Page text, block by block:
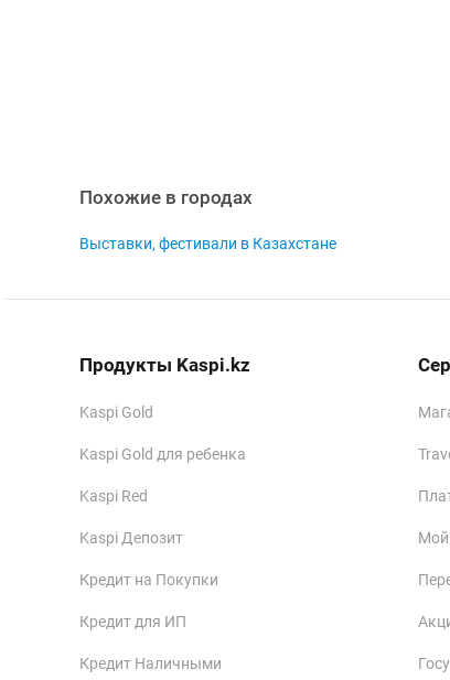
Похожие в городах
Выставки, фестивали в Казахстане
Продукты Kaspi.kz
Kaspi Gold
Kaspi Gold для ребенка
Kaspi Red
Kaspi Депозит
Кредит на Покупки
Кредит для ИП
Кредит Наличными
Мой